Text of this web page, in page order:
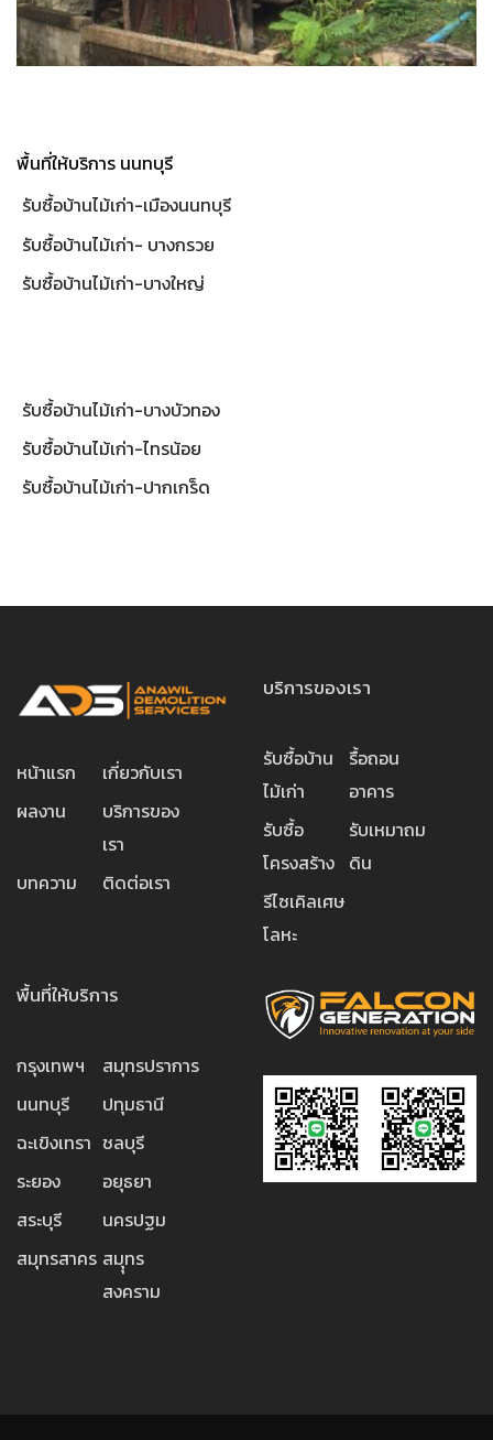
พื้นที่ให้บริการ นนทบุรี
รับซื้อบ้านไม้เก่า-เมืองนนทบุรี
รับซื้อบ้านไม้เก่า- บางกรวย
รับซื้อบ้านไม้เก่า-บางใหญ่
รับซื้อบ้านไม้เก่า-บางบัวทอง
รับซื้อบ้านไม้เก่า-ไทรน้อย
รับซื้อบ้านไม้เก่า-ปากเกร็ด
หน้าแรก
เกี่ยวกับเรา
ผลงาน
บริการของ
เรา
บทความ
ติดต่อเรา
บริการของเรา
รับซื้อบ้าน
ไม้เก่า
รื้อถอน
อาคาร
รับซื้อ
โครงสร้าง
รับเหมาถม
ดิน
รีไซเคิลเศษ
โลหะ
พื้นที่ให้บริการ
กรุงเทพฯ
สมุทรปราการ
นนทบุรี
ปทุมธานี
ฉะเขิงเทรา ชลบุรี
ระยอง
อยุธยา
สระบุรี
นครปฐม
สมุทรสาคร สมุุทร
สงคราม